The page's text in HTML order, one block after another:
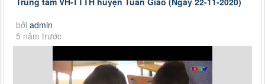
bởi admin
5 năm trước